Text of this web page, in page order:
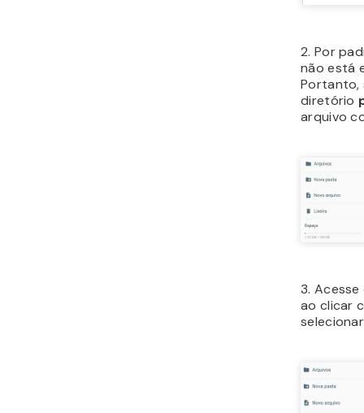
2. Por
não está
Portanto,
diretório
arquivo
3.
ao clicar